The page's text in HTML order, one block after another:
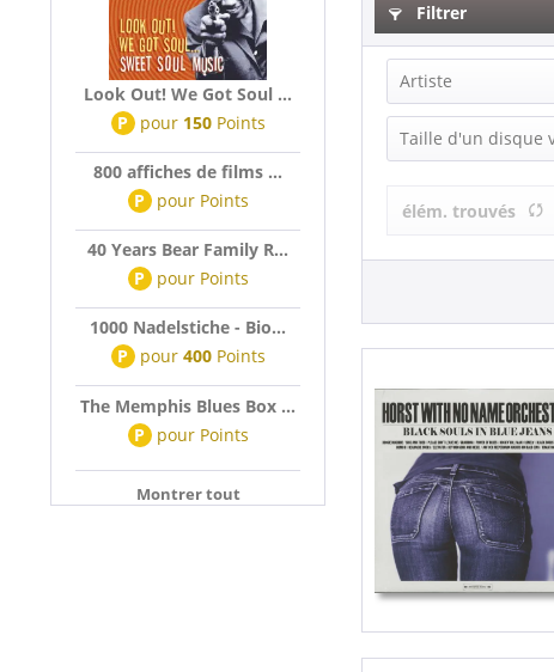
Look Out! We Got Soul ...
P pour 150Points
800 affiches de films ...
P pour Points
40 Years Bear Family R...
P pour Points
1000 Nadelstiche - Bio...
P pour 400Points
The Memphis Blues Box ...
P pour Points
Montrer tout
Filtrer
Artiste
Horst With No
Horst With No
Taille d'un disque
élém. trouvés